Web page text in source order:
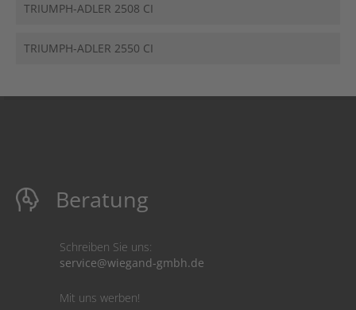
TRIUMPH-ADLER 2508 CI
TRIUMPH-ADLER 2550 CI
Beratung
Schreiben Sie uns:
service@wiegand-gmbh.de
Mit uns werben!